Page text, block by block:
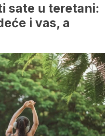
sate u teretani:
i vas, a